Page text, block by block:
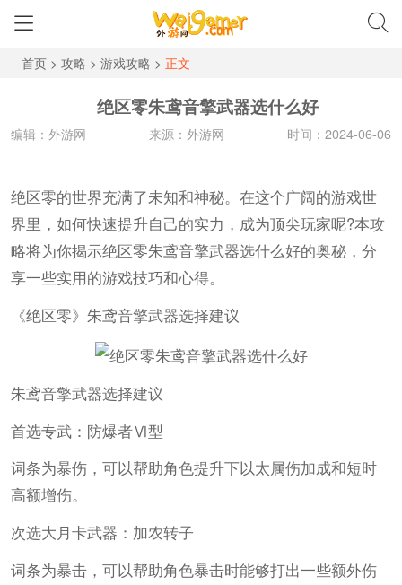
首页> 攻略 > 游戏攻略 > 正文
绝区零朱鸢音擎武器选什么好
编辑：外游网 来源：外游网 时间：2024-06-06
绝区零的世界充满了未知和神秘。在这个广阔的游戏世
界里，如何快速提升自己的实力，成为顶尖玩家呢?本攻
略将为你揭示绝区零朱鸢音擎武器选什么好的奥秘，分
享一些实用的游戏技巧和心得。
《绝区零》朱鸢音擎武器选择建议
朱鸢音擎武器选择建议
首选专武：防爆者Ⅵ型
词条为暴伤，可以帮助角色提升下以太属伤加成和短时
高额增伤。
次选大月卡武器：加农转子
词条为暴击，可以帮助角色暴击时能够打出一些额外伤